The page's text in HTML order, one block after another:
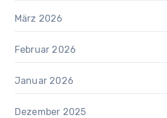
März 2026
Februar 2026
Januar 2026
Dezember 2025